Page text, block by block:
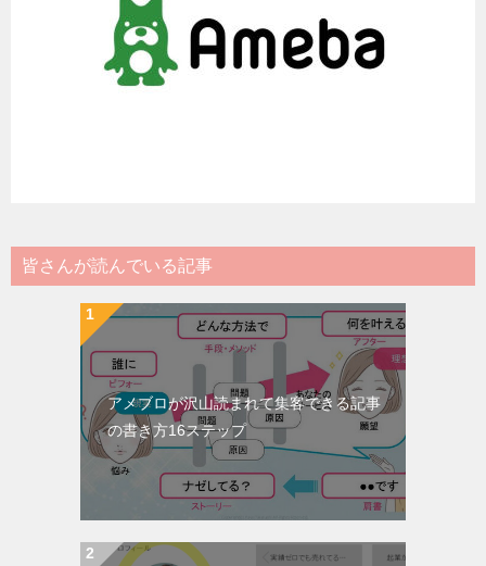
皆さんが読んでいる記事
アメブロが沢山読まれて集客できる記事
の書き方16ステップ